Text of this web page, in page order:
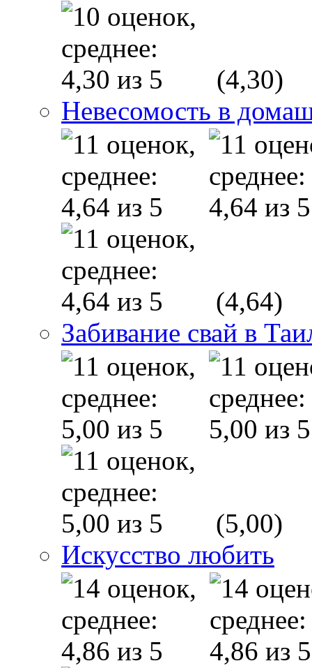
(4,30)
Невесомость в
(4,64)
Забивание свай в
(5,00)
Искусство любить